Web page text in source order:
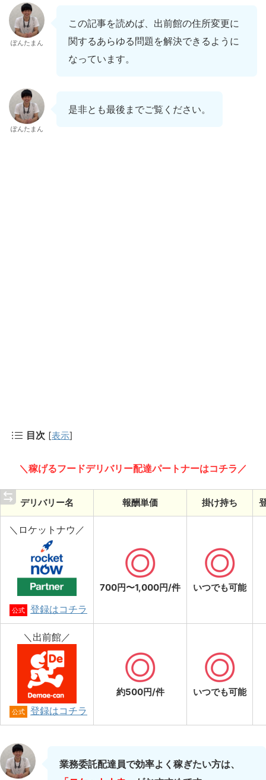
ぽんたまん
この記事を読めば、出前館の住所変更に
関するあらゆる問題を解決できるように
なっています。
ぽんたまん
是非とも最後までご覧ください。
目次 [表示]
＼稼げるフードデリバリー配達パートナーはコチラ／
デリバリー名 報酬単価 掛け持ち
＼ロケットナウ／
公式 登録はコチラ
700円〜1,000円/件 いつでも可能
＼出前館／
公式 登録はコチラ
約500円/件 いつでも可能
業務委託配達員で効率よく稼ぎたい方は、